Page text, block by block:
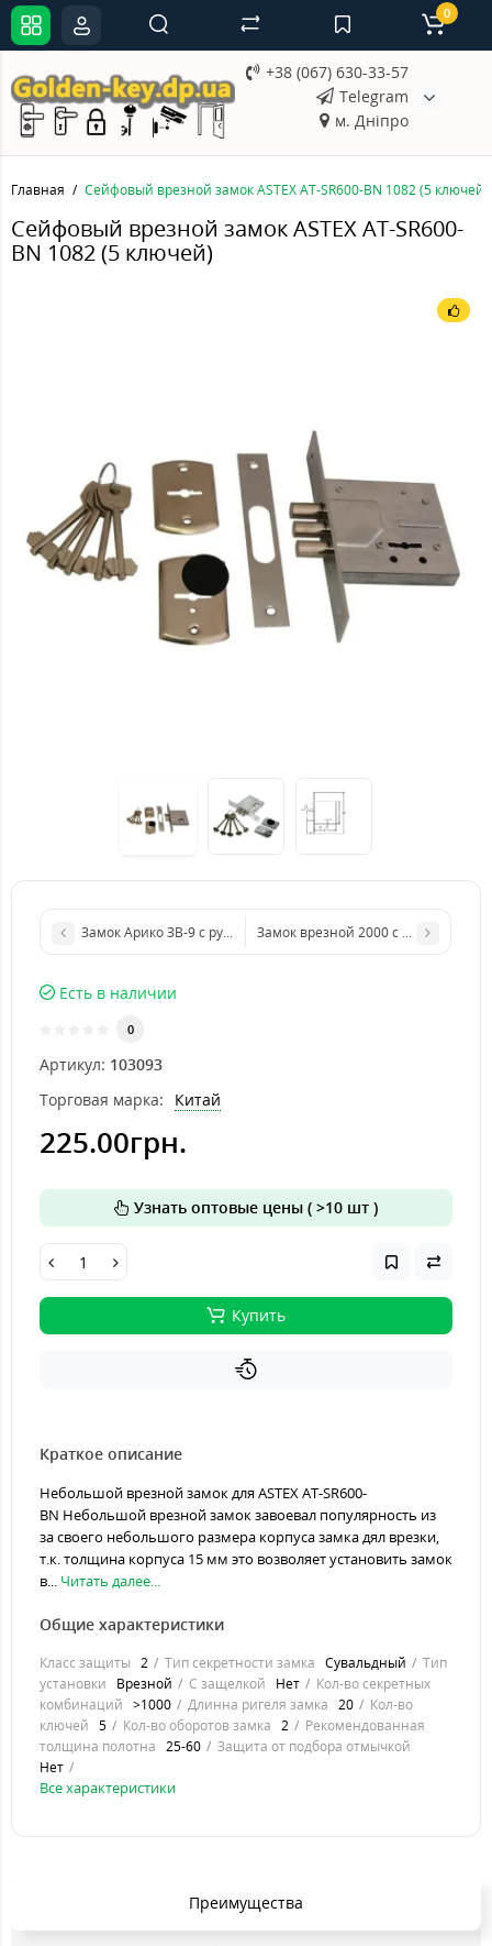
+38 (067) 630-33-57
Telegram
м. Дніпро
0
Главная Сейфовый врезной замок ASTEX AT-SR600-BN 1082 (5 ключей)
Сейфовый врезной замок ASTEX AT-SR600-
BN 1082 (5 ключей)
Замок Арико ЗВ-9 с ручкой из нержавеющей стали USK
Замок врезной 2000 с ручками и
Есть в наличии
0
Артикул: 103093
Торговая марка:
Китай
225.00грн.
Узнать оптовые цены ( >10 шт )
Купить
Краткое описание
Небольшой врезной замок для ASTEX AT-SR600-
BN Небольшой врезной замок завоевал популярность из
за своего небольшого размера корпуса замка дял врезки,
т.к. толщина корпуса 15 мм это возволяет установить замок
в... Читать далее...
Общие характеристики
Класс защиты 2 Тип секретности замка Сувальдный
Тип
установки
Врезной С защелкой Нет
Кол-во секретных
комбинаций >1000 Длинна ригеля замка 20
Кол-во
ключей 5 Кол-во оборотов замка 2
Рекомендованная
толщина полотна 25-60
Защита от подбора отмычкой
Нет
Все характеристики
Преимущества